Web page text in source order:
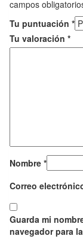
campos
Tu puntuación *
Tu valoración *
Nombre *
Correo
Guarda mi
navegador para